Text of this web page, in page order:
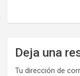
Deja una
Tu dirección de